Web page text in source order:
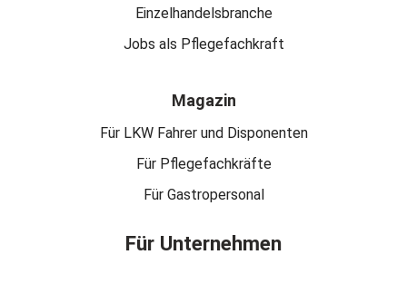
Einzelhandelsbranche
Jobs als Pflegefachkraft
Magazin
Für LKW Fahrer und Disponenten
Für Pflegefachkräfte
Für Gastropersonal
Für Unternehmen